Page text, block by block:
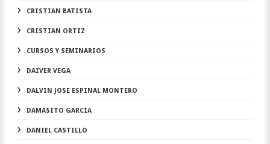
CRISTIAN BATISTA
CRISTIAN ORTIZ
CURSOS Y SEMINARIOS
DAIVER VEGA
DALVIN JOSE ESPINAL MONTERO
DAMASITO GARCÍA
DANIEL CASTILLO